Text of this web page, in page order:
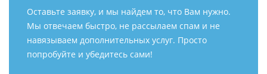
Оставьте заявку, и мы найдем то, что Вам нужно.
Мы отвечаем быстро, не рассылаем спам и не
навязываем дополнительных услуг. Просто
попробуйте и убедитесь сами!